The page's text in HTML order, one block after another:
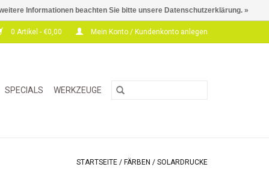
0 Artikel - €0,00 Mein Konto / Kundenkonto anlegen
SPECIALS WERKZEUGE
STARTSEITE / FÄRBEN / SOLARDRUCKE
Informationen beachten Sie bitte unsere Datenschutzerklärung. »